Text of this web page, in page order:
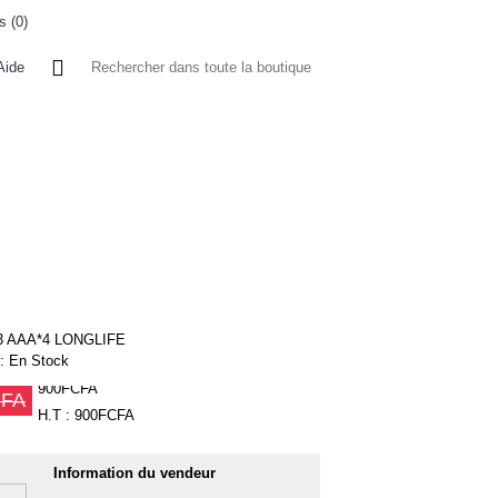
(0)
AAA*4 LONGLIFE
En Stock
900FCFA
H.T : 900FCFA
Information du vendeur